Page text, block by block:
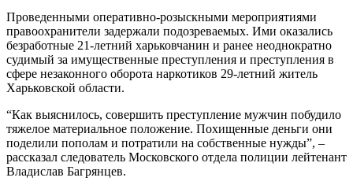
Проведенными оперативно-розыскными мероприятиями
правоохранители задержали подозреваемых. Ими оказались
безработные 21-летний харьковчанин и ранее неоднократно
судимый за имущественные преступления и преступления в
сфере незаконного оборота наркотиков 29-летний житель
Харьковской области.
“Как выяснилось, совершить преступление мужчин побудило
тяжелое материальное положение. Похищенные деньги они
поделили пополам и потратили на собственные нужды”, –
рассказал следователь Московского отдела полиции лейтенант
Владислав Багрянцев.